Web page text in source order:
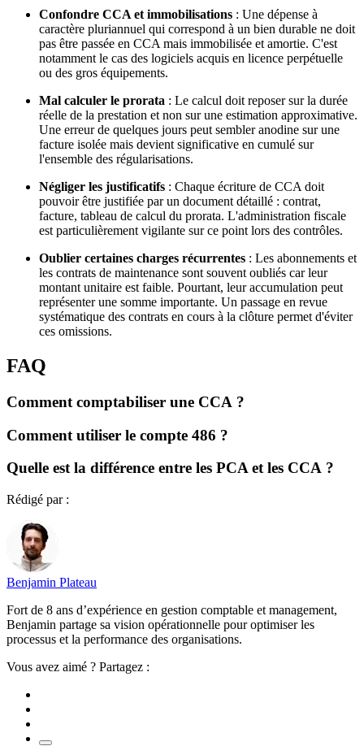
Confondre CCA et immobilisations : Une dépense à
caractère pluriannuel qui correspond à un bien durable ne doit
pas être passée en CCA mais immobilisée et amortie. C'est
notamment le cas des logiciels acquis en licence perpétuelle
ou des gros équipements.
Mal calculer le prorata : Le calcul doit reposer sur la durée
réelle de la prestation et non sur une estimation approximative.
Une erreur de quelques jours peut sembler anodine sur une
facture isolée mais devient significative en cumulé sur
l'ensemble des régularisations.
Négliger les justificatifs : Chaque écriture de CCA doit
pouvoir être justifiée par un document détaillé : contrat,
facture, tableau de calcul du prorata. L'administration fiscale
est particulièrement vigilante sur ce point lors des contrôles.
Oublier certaines charges récurrentes : Les abonnements et
les contrats de maintenance sont souvent oubliés car leur
montant unitaire est faible. Pourtant, leur accumulation peut
représenter une somme importante. Un passage en revue
systématique des contrats en cours à la clôture permet d'éviter
ces omissions.
FAQ
Comment comptabiliser une CCA ?
Comment utiliser le compte 486 ?
Quelle est la différence entre les PCA et les CCA ?
Rédigé par :
Benjamin Plateau
Fort de 8 ans d’expérience en gestion comptable et management,
Benjamin partage sa vision opérationnelle pour optimiser les
processus et la performance des organisations.
Vous avez aimé ? Partagez :